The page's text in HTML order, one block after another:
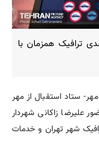
تهران بزرگ از افزایش ۲۰درصدی ترافیک همزمان با
به گزارش خبرنگار شهر؛ صبح امروز -دوشنبه ۳ مهر- ستاد استقبال از مهر
علیرضا زاکانی شهردار
شهر تهران و خدمات